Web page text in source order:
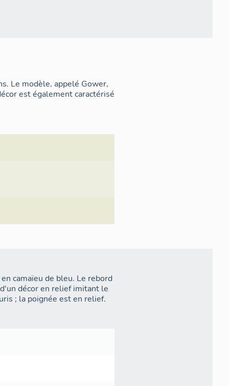
Le modèle, appelé Gower,
est également caractérisé
camaïeu de bleu. Le rebord
décor en relief imitant le
; la poignée est en relief.